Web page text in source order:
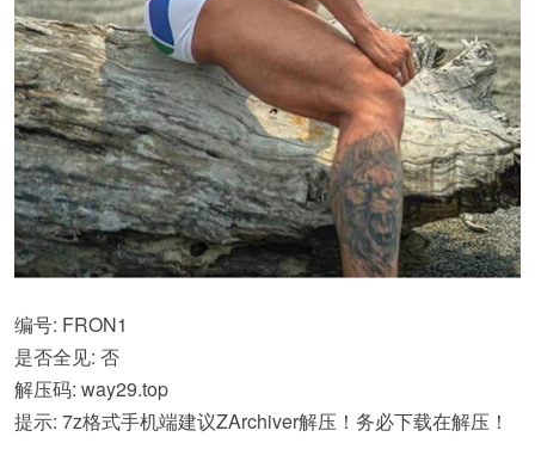
编号: FRON1
是否全见: 否
解压码: way29.top
提示: 7z格式手机端建议ZArchiver解压！务必下载在解压！